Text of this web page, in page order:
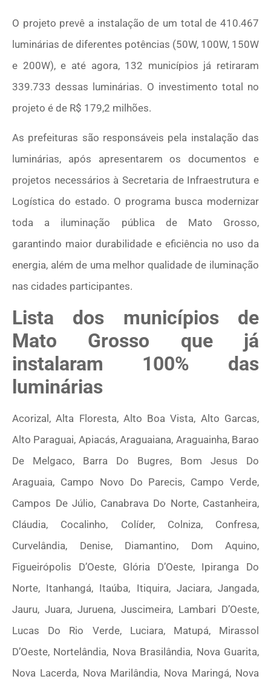
O projeto prevê a instalação de um total de 410.467
luminárias de diferentes potências (50W, 100W, 150W
e 200W), e até agora, 132 municípios já retiraram
339.733 dessas luminárias. O investimento total no
projeto é de R$ 179,2 milhões.
As prefeituras são responsáveis pela instalação das
luminárias, após apresentarem os documentos e
projetos necessários à Secretaria de Infraestrutura e
Logística do estado. O programa busca modernizar
toda a iluminação pública de Mato Grosso,
garantindo maior durabilidade e eficiência no uso da
energia, além de uma melhor qualidade de iluminação
nas cidades participantes.
Lista dos municípios de
Mato Grosso que já
instalaram 100% das
luminárias
Acorizal, Alta Floresta, Alto Boa Vista, Alto Garcas,
Alto Paraguai, Apiacás, Araguaiana, Araguainha, Barao
De Melgaco, Barra Do Bugres, Bom Jesus Do
Araguaia, Campo Novo Do Parecis, Campo Verde,
Campos De Júlio, Canabrava Do Norte, Castanheira,
Cláudia, Cocalinho, Colíder, Colniza, Confresa,
Curvelândia, Denise, Diamantino, Dom Aquino,
Figueirópolis D’Oeste, Glória D’Oeste, Ipiranga Do
Norte, Itanhangá, Itaúba, Itiquira, Jaciara, Jangada,
Jauru, Juara, Juruena, Juscimeira, Lambari D’Oeste,
Lucas Do Rio Verde, Luciara, Matupá, Mirassol
D’Oeste, Nortelândia, Nova Brasilândia, Nova Guarita,
Nova Lacerda, Nova Marilândia, Nova Maringá, Nova